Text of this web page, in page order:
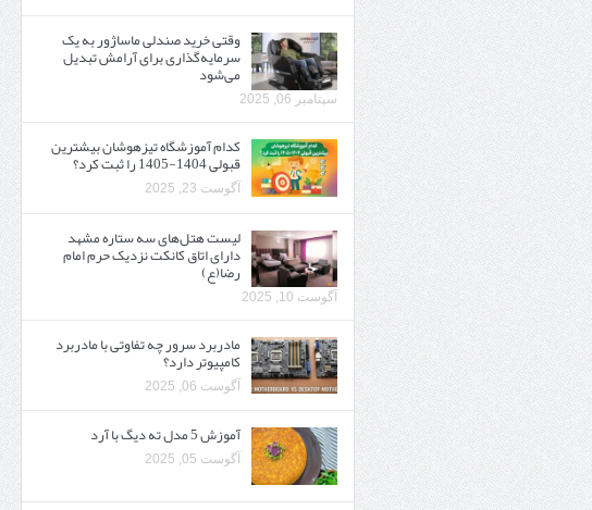
وقتی خرید صندلی ماساژور به یک
سرمایه‌گذاری برای آرامش تبدیل
می‌شود
سپتامبر 06, 2025
کدام آموزشگاه تیزهوشان بیشترین
قبولی 1404-1405 را ثبت کرد؟
آگوست 23, 2025
لیست هتل‌های سه ستاره مشهد
دارای اتاق کانکت نزدیک حرم امام
رضا(ع)
آگوست 10, 2025
مادربرد سرور چه تفاوتی با مادربرد
کامپیوتر دارد؟
آگوست 06, 2025
آموزش 5 مدل ته دیگ با آرد
آگوست 05, 2025